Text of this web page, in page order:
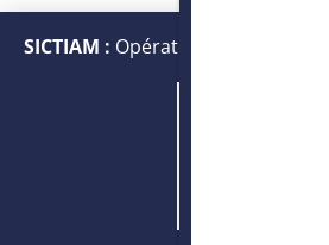
SICTIAM : Opérateur public de